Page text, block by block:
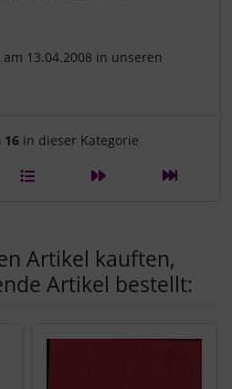
13.04.2008 in unseren
Artikelnavigation innerhalb
16 in dieser Kategorie
Artikel kauften,
Artikel bestellt: